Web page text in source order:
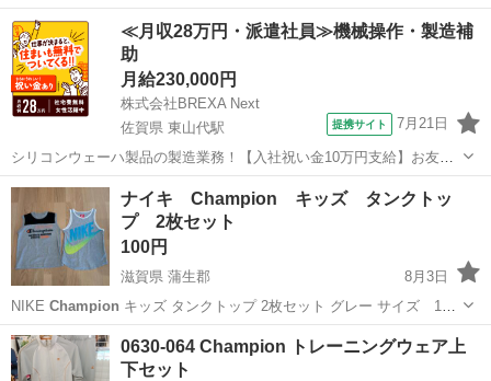
す。 当商品以外に多数のレゴレーシングカーを販売中です！ お取引は
店頭で行っております。 是非ご来店ください。 ※ご購入の際にレジで
「...
広島 福山市 おもちゃ パガーニ
≪月収28万円・派遣社員≫機械操作・製造補
助
月給230,000円
株式会社BREXA Next
佐賀県 東山代駅
提携サイト 7月21日
シリコンウェーハ製品の製造業務！【入社祝い金10万円支給】お友達
やカップルとの応募OK◎年間休日129日＆休出なしでプライベート充
実♪業務はクリーンルームで快適作業◎自社正社員登用制度あり★1食
300円～の格安食堂あり！《佐...
佐賀 伊万里市 東山代駅
ナイキ Champion キッズ タンクトッ
プ 2枚セット
100円
滋賀県 蒲生郡
8月3日
NIKE Champion キッズ タンクトップ 2枚セット グレー サイズ 140
くらい 【訳あり品】Championタンクトップ 汚れあり NIKE タン
クトップ タンクトップ下の部分 小さな穴 2箇所あり 汚れ...
滋賀 蒲生郡
0630-064 Champion トレーニングウェア上
下セット